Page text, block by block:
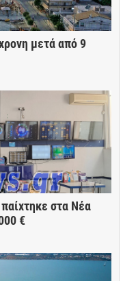
μετά από 9
στα Νέα
€